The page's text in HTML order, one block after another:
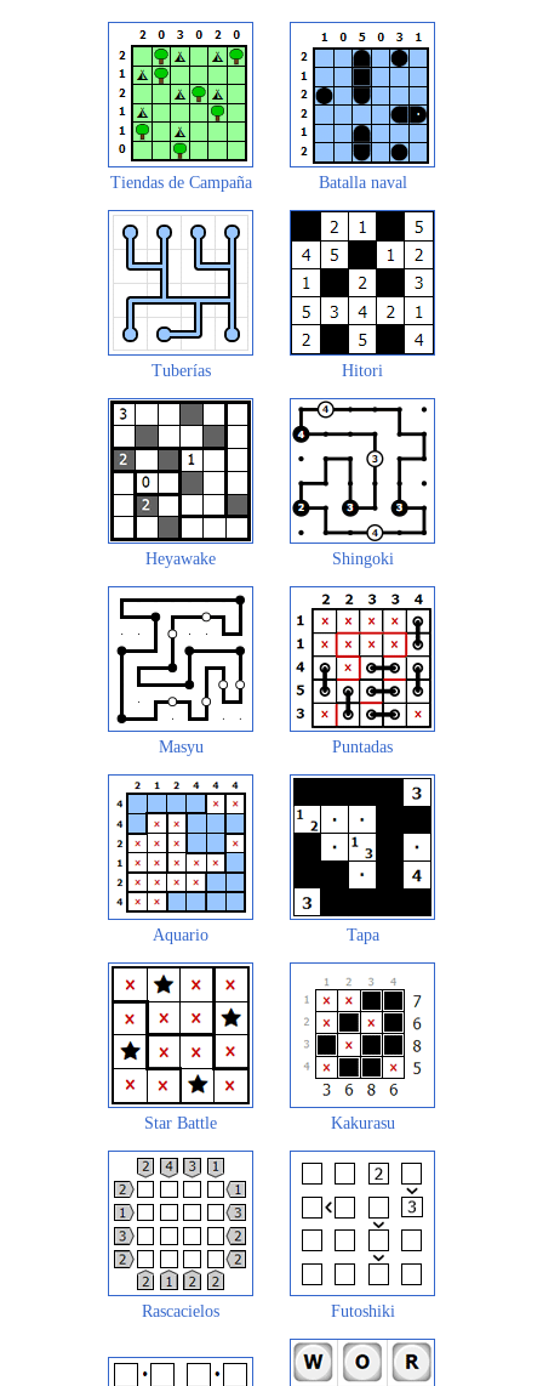
Tiendas de Campaña Batalla naval
Tuberías Hitori
Heyawake Shingoki
Masyu Puntadas
Aquario Tapa
Star Battle Kakurasu
Rascacielos Futoshiki